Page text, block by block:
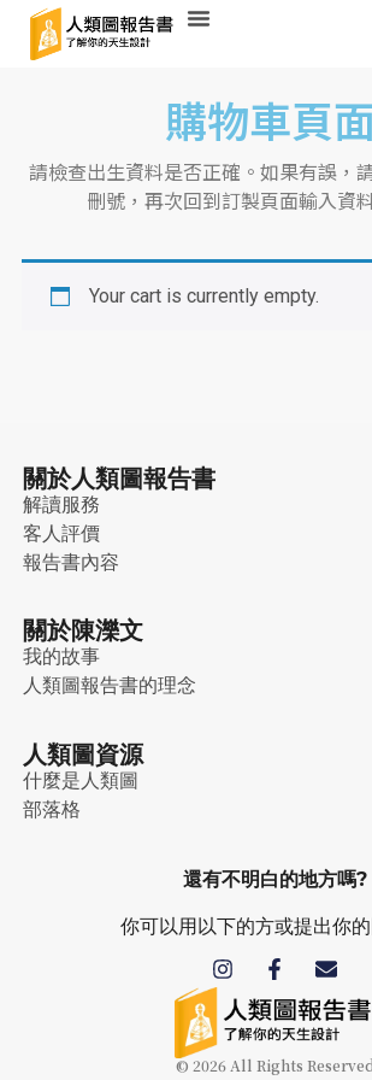
購物車頁
請檢查出生資料是否正確。如果有誤，
刪號，再次回到訂製頁面輸入資
Your cart is currently empty.
關於人類圖報告書
解讀服務
客人評價
報告書內容
關於陳濼文
我的故事
人類圖報告書的理念
人類圖資源
什麼是人類圖
部落格
還有不明白的地方嗎?
你可以用以下的方或提出你的
© 2026 All Rights Reserved